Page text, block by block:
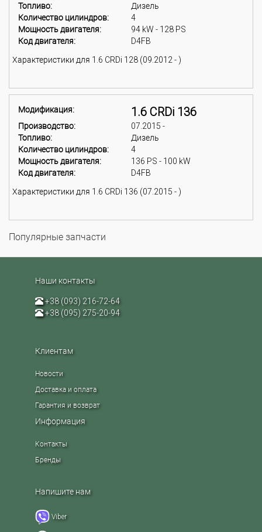
Топливо:
Дизель
Количество цилиндров:
4
Мощность двигателя:
94 kW - 128 PS
Код двигателя:
D4FB
Характеристики для 1.6 CRDi 128 (09.2012 - )
Модификация: 1.6 CRDi 136
Производство:
07.2015 -
Топливо:
Дизель
Количество цилиндров:
4
Мощность двигателя:
136 PS - 100 kW
Код двигателя:
D4FB
Характеристики для 1.6 CRDi 136 (07.2015 - )
Популярные запчасти
Наши контакты
+38 (093) 216-72-64
+38 (095) 275-20-94
Клиентам
Новости
Доставка и оплата
Гарантия и возврат
Информация
Контакты
Бренды
Напишите нам
Viber